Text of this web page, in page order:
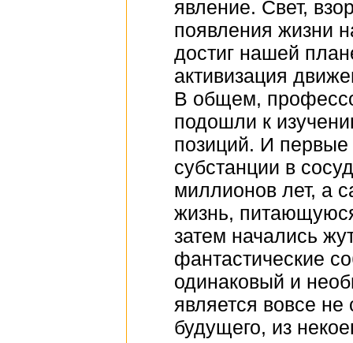
явление. Свет,
появления жизни
достиг нашей
активизация
В общем,
подошли к
позиций. И первые
субстанции в
миллионов лет, а
жизнь,
затем начались
фантастические
одинаковый и
является вовсе
будущего, из